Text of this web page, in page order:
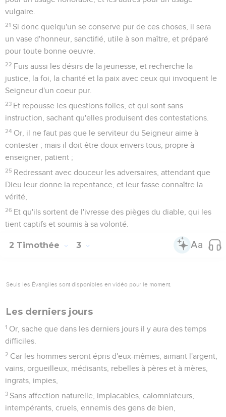
vulgaire.
21 Si donc quelqu'un se conserve pur de ces choses, il sera
un vase d'honneur, sanctifié, utile à son maître, et préparé
pour toute bonne oeuvre.
22 Fuis aussi les désirs de la jeunesse, et recherche la
justice, la foi, la charité et la paix avec ceux qui invoquent le
Seigneur d'un coeur pur.
23 Et repousse les questions folles, et qui sont sans
instruction, sachant qu'elles produisent des contestations.
24 Or, il ne faut pas que le serviteur du Seigneur aime à
contester ; mais il doit être doux envers tous, propre à
enseigner, patient ;
25 Redressant avec douceur les adversaires, attendant que
Dieu leur donne la repentance, et leur fasse connaître la
vérité,
26 Et qu'ils sortent de l'ivresse des pièges du diable, qui les
tient captifs et soumis à sa volonté.
2 Timothée 3
Seuls les Évangiles sont disponibles en vidéo pour le moment.
Les derniers jours
1 Or, sache que dans les derniers jours il y aura des temps
difficiles.
2 Car les hommes seront épris d'eux-mêmes, aimant l'argent,
vains, orgueilleux, médisants, rebelles à pères et à mères,
ingrats, impies,
3 Sans affection naturelle, implacables, calomniateurs,
intempérants, cruels, ennemis des gens de bien,